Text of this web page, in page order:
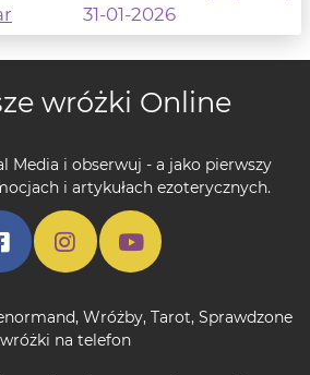
31-01-2026
wróżki Online
Media i obserwuj - a jako pierwszy
i artykułach ezoterycznych.
, Wróżby, Tarot, Sprawdzone
wróżki na telefon